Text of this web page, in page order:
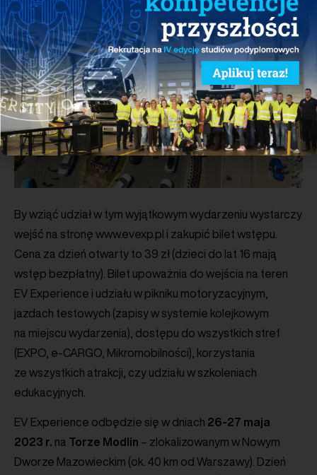
By wziąć udział w tym wyjątkowym wydarzeniu wystarczy
wejść na stronę www.evexp.pl i zakupić bilet wstępu.
Cena za dzień otwarty to 39 zł (dzieci do lat 16 mają
wstęp bezpłatny). Bilet upoważnia do wejścia na teren
EV Experience i udziału w pikniku motoryzacyjnym,
jazdach testowych (zapisy w systemie kolejkowym
na miejscu wydarzenia), dostępu do wszystkich stref
(EXPO, e-CARGO, Mikromobilności), korzystania
ze wszystkich atrakcji, czy udziału w szkoleniach
edukacyjnych.
EV Experience odbędzie się w dniach 26-27 maja
2023 r. na Torze Modlin – zlokalizowanym w Nowym
Dworze Mazowieckim (ok. 40 km od Warszawy). Dzień